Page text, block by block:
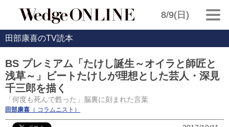
8/9(日)
田部康喜のTV読本
BS プレミアム「たけし誕生～オイラと師匠と
浅草～」ビートたけしが理想とした芸人・深見
千三郎を描く
「何度も死んで甦った」脳裏に刻まれた言葉
田部康喜 （ コラムニスト）